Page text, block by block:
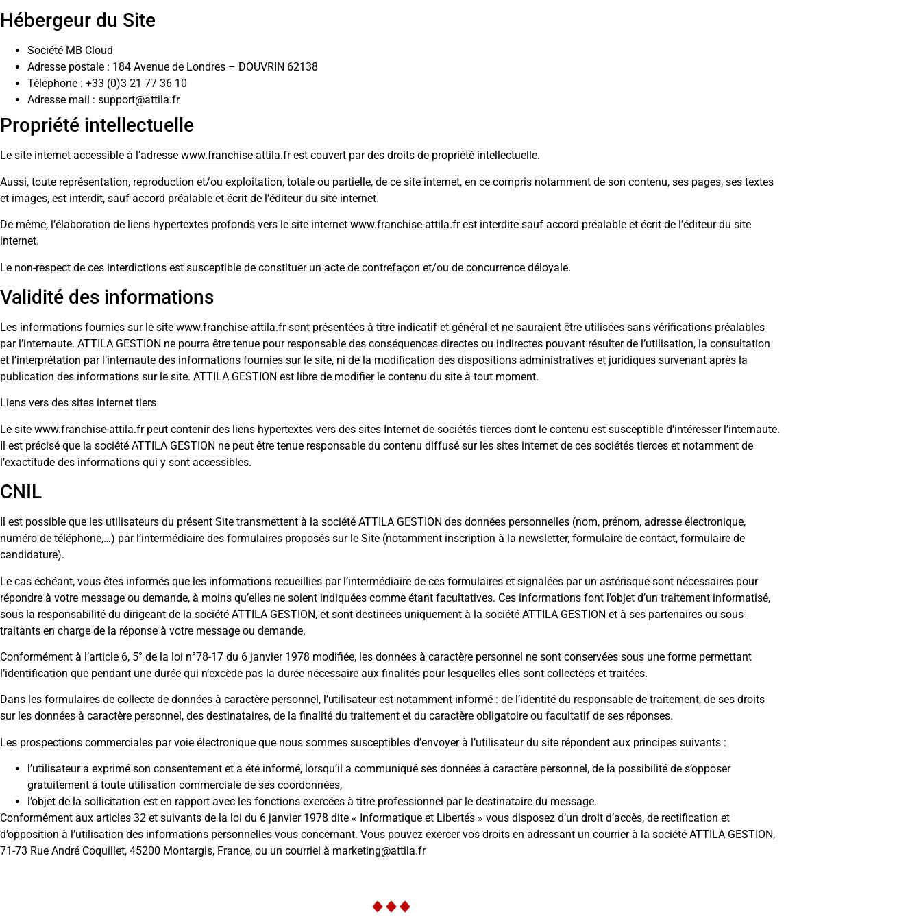
Hébergeur du Site
Société MB Cloud
Adresse postale : 184 Avenue de Londres – DOUVRIN 62138
Téléphone : +33 (0)3 21 77 36 10
Adresse mail : support@attila.fr
Propriété intellectuelle
Le site internet accessible à l’adresse www.franchise-attila.frest couvert par des droits de propriété intellectuelle.
Aussi, toute représentation, reproduction et/ou exploitation, totale ou partielle, de ce site internet, en ce compris notamment de son contenu, ses pages, ses textes
et images, est interdit, sauf accord préalable et écrit de l’éditeur du site internet.
De même, l’élaboration de liens hypertextes profonds vers le site internet www.franchise-attila.fr est interdite sauf accord préalable et écrit de l’éditeur du site
internet.
Le non-respect de ces interdictions est susceptible de constituer un acte de contrefaçon et/ou de concurrence déloyale.
Validité des informations
Les informations fournies sur le site www.franchise-attila.fr sont présentées à titre indicatif et général et ne sauraient être utilisées sans vérifications préalables
par l’internaute. ATTILA GESTION ne pourra être tenue pour responsable des conséquences directes ou indirectes pouvant résulter de l’utilisation, la consultation
et l’interprétation par l’internaute des informations fournies sur le site, ni de la modification des dispositions administratives et juridiques survenant après la
publication des informations sur le site. ATTILA GESTION est libre de modifier le contenu du site à tout moment.
Liens vers des sites internet tiers
Le site www.franchise-attila.fr peut contenir des liens hypertextes vers des sites Internet de sociétés tierces dont le contenu est susceptible d’intéresser l’internaute.
Il est précisé que la société ATTILA GESTION ne peut être tenue responsable du contenu diffusé sur les sites internet de ces sociétés tierces et notamment de
l’exactitude des informations qui y sont accessibles.
CNIL
Il est possible que les utilisateurs du présent Site transmettent à la société ATTILA GESTION des données personnelles (nom, prénom, adresse électronique,
numéro de téléphone,…) par l’intermédiaire des formulaires proposés sur le Site (notamment inscription à la newsletter, formulaire de contact, formulaire de
candidature).
Le cas échéant, vous êtes informés que les informations recueillies par l’intermédiaire de ces formulaires et signalées par un astérisque sont nécessaires pour
répondre à votre message ou demande, à moins qu’elles ne soient indiquées comme étant facultatives. Ces informations font l’objet d’un traitement informatisé,
sous la responsabilité du dirigeant de la société ATTILA GESTION, et sont destinées uniquement à la société ATTILA GESTION et à ses partenaires ou sous-
traitants en charge de la réponse à votre message ou demande.
Conformément à l’article 6, 5° de la loi n°78-17 du 6 janvier 1978 modifiée, les données à caractère personnel ne sont conservées sous une forme permettant
l’identification que pendant une durée qui n’excède pas la durée nécessaire aux finalités pour lesquelles elles sont collectées et traitées.
Dans les formulaires de collecte de données à caractère personnel, l’utilisateur est notamment informé : de l’identité du responsable de traitement, de ses droits
sur les données à caractère personnel, des destinataires, de la finalité du traitement et du caractère obligatoire ou facultatif de ses réponses.
Les prospections commerciales par voie électronique que nous sommes susceptibles d’envoyer à l’utilisateur du site répondent aux principes suivants :
l’utilisateur a exprimé son consentement et a été informé, lorsqu’il a communiqué ses données à caractère personnel, de la possibilité de s’opposer
gratuitement à toute utilisation commerciale de ses coordonnées,
l’objet de la sollicitation est en rapport avec les fonctions exercées à titre professionnel par le destinataire du message.
Conformément aux articles 32 et suivants de la loi du 6 janvier 1978 dite « Informatique et Libertés » vous disposez d’un droit d’accès, de rectification et
d’opposition à l’utilisation des informations personnelles vous concernant. Vous pouvez exercer vos droits en adressant un courrier à la société ATTILA GESTION,
71-73 Rue André Coquillet, 45200 Montargis, France, ou un courriel à marketing@attila.fr